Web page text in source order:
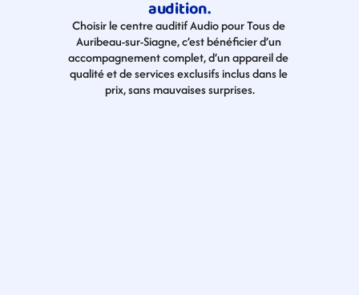
audition.
Choisir le centre auditif Audio pour Tous de
Auribeau-sur-Siagne, c’est bénéficier d’un
accompagnement complet, d’un appareil de
qualité et de services exclusifs inclus dans le
prix, sans mauvaises surprises.